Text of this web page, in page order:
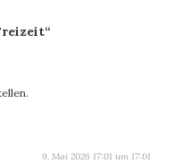
9. Mai 2026 17:01 um 17:01